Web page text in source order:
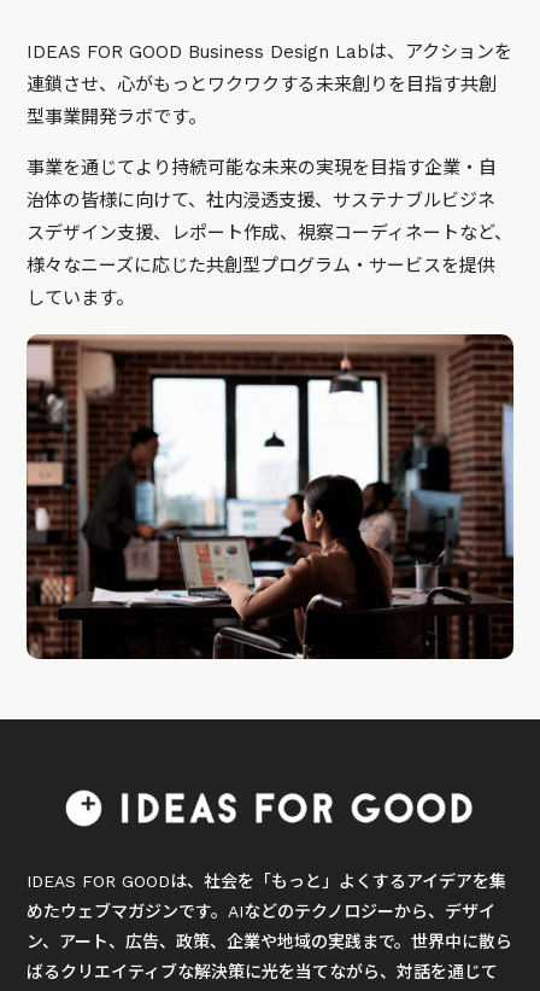
IDEAS FOR GOOD Business Design Labは、アクションを
連鎖させ、心がもっとワクワクする未来創りを目指す共創
型事業開発ラボです。
事業を通じてより持続可能な未来の実現を目指す企業・自
治体の皆様に向けて、社内浸透支援、サステナブルビジネ
スデザイン支援、レポート作成、視察コーディネートなど、
様々なニーズに応じた共創型プログラム・サービスを提供
しています。
IDEAS FOR GOODは、社会を「もっと」よくするアイデアを集
めたウェブマガジンです。AIなどのテクノロジーから、デザイ
ン、アート、広告、政策、企業や地域の実践まで。世界中に散ら
ばるクリエイティブな解決策に光を当てながら、対話を通じて